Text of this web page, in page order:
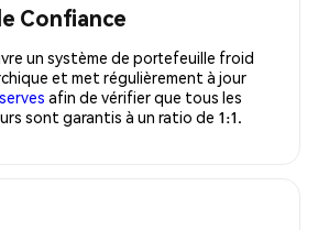
Confiance
un système de portefeuille froid
et met régulièrement à jour
afin de vérifier que tous les
sont garantis à un ratio de 1:1.